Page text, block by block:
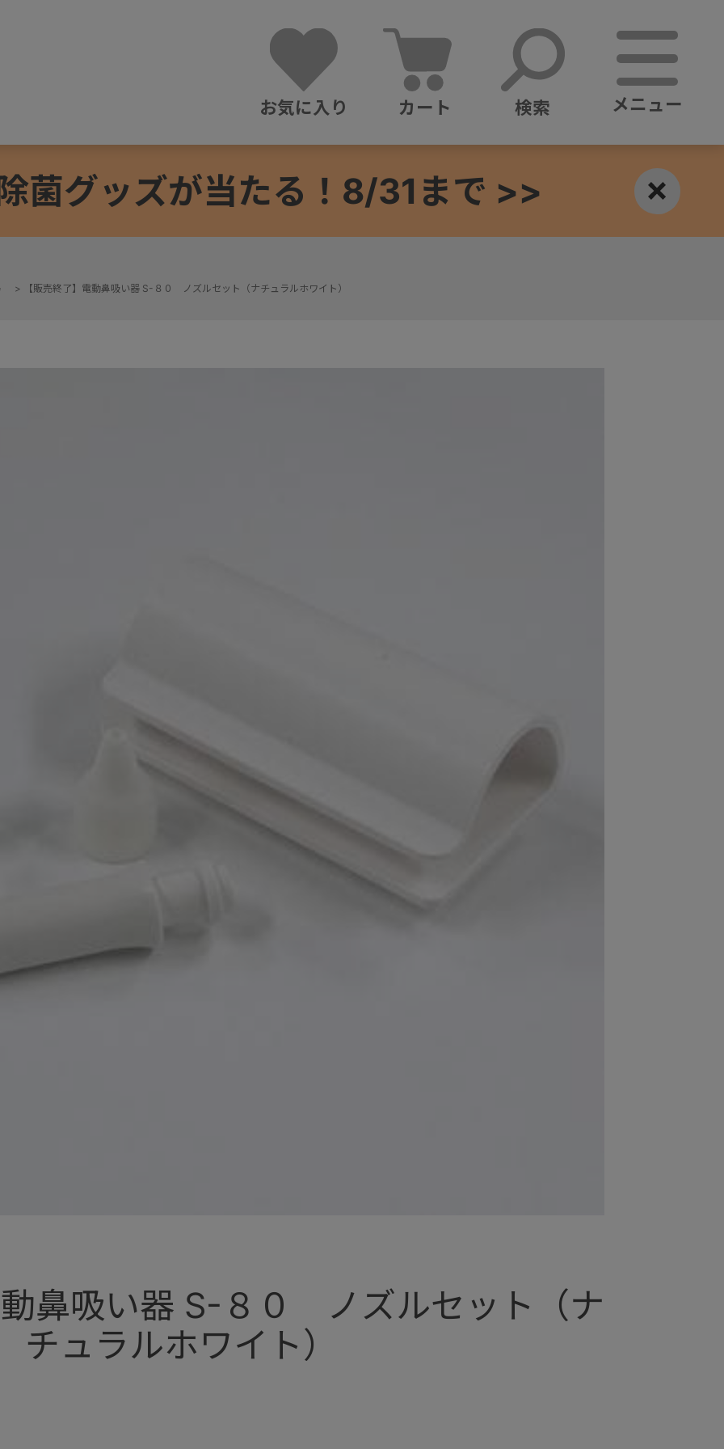
お気に入り カート 検索 メニュー
菌グッズが当たる！8/31まで >>
> 【販売終了】電動鼻吸い器 S-８０ ノズルセット（ナチュラルホワイト）
鼻吸い器 S-８０ ノズルセット（ナ
チュラルホワイト）